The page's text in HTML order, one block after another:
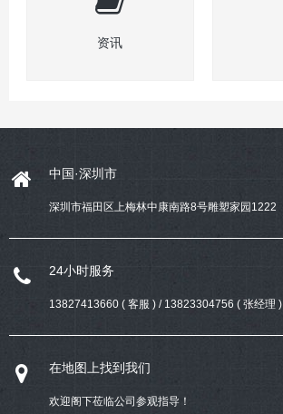
资讯
中国·深圳市
深圳市福田区上梅林中康南路8号雕塑家园1222
24小时服务
13827413660 ( 客服 ) / 13823304756 ( 张经理 )
在地图上找到我们
欢迎阁下莅临公司参观指导！